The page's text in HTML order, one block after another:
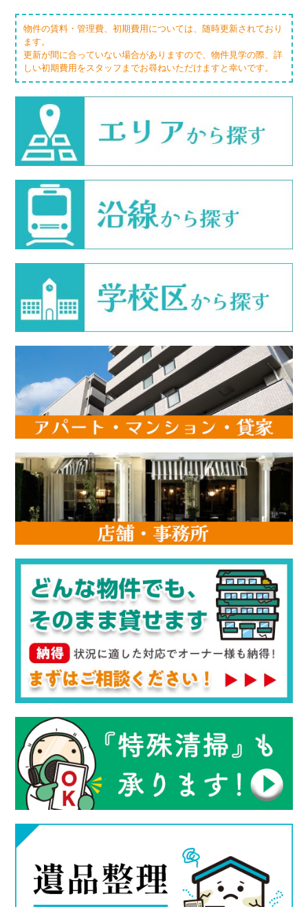
物件の賃料・管理費、初期費用については、随時更新されており
ます。
更新が間に合っていない場合がありますので、物件見学の際、詳
しい初期費用をスタッフまでお尋ねいただけますと幸いです。